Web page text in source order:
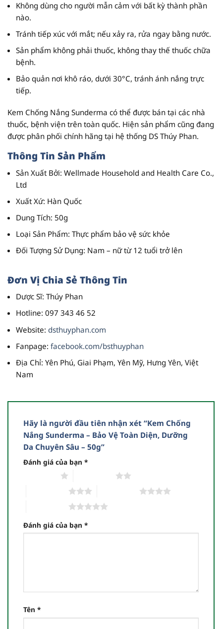
Không dùng cho người mẫn cảm với bất kỳ thành phần
nào.
Tránh tiếp xúc với mắt; nếu xảy ra, rửa ngay bằng nước.
Sản phẩm không phải thuốc, không thay thế thuốc chữa
bệnh.
Bảo quản nơi khô ráo, dưới 30°C, tránh ánh nắng trực
tiếp.
Kem Chống Nắng Sunderma có thể được bán tại các nhà
thuốc, bệnh viện trên toàn quốc. Hiện sản phẩm cũng đang
được phân phối chính hãng tại hệ thống DS Thúy Phan.
Thông Tin Sản Phẩm
Sản Xuất Bởi: Wellmade Household and Health Care Co.,
Ltd
Xuất Xứ: Hàn Quốc
Dung Tích: 50g
Loại Sản Phẩm: Thực phẩm bảo vệ sức khỏe
Đối Tượng Sử Dụng: Nam – nữ từ 12 tuổi trở lên
Đơn Vị Chia Sẻ Thông Tin
Dược Sĩ: Thúy Phan
Hotline: 097 343 46 52
Website: dsthuyphan.com
Fanpage: facebook.com/bsthuyphan
Địa Chỉ: Yên Phú, Giai Phạm, Yên Mỹ, Hưng Yên, Việt
Nam
Hãy là người đầu tiên nhận xét “Kem Chống
Nắng Sunderma – Bảo Vệ Toàn Diện, Dưỡng
Da Chuyên Sâu – 50g”
Đánh giá của bạn *
Đánh giá của bạn *
Tên *